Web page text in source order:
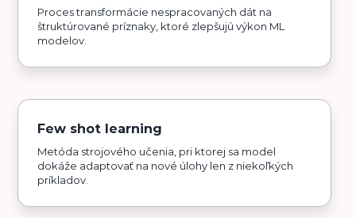
Proces transformácie nespracovaných dát na
štruktúrované príznaky, ktoré zlepšujú výkon ML
modelov.
Few shot learning
Metóda strojového učenia, pri ktorej sa model
dokáže adaptovať na nové úlohy len z niekoľkých
príkladov.